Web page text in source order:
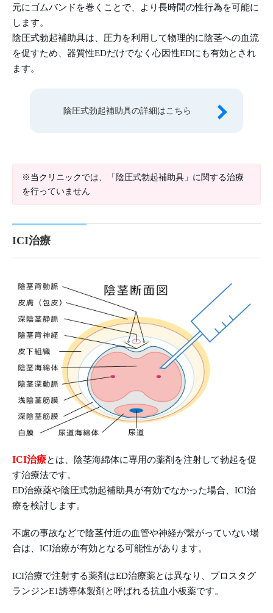
元にゴムバンドを巻くことで、より長時間の性行為を可能に
します。
陰圧式勃起補助具は、圧力を利用して物理的に陰茎への血流
を促すため、器質性EDだけでなく心因性EDにも有効とされ
ます。
陰圧式勃起補助具の詳細はこちら
※当クリニックでは、「陰圧式勃起補助具」に関する治療
を行っていません
ICI治療
ICI治療とは、陰茎海綿体に専用の薬剤を注射して勃起を促
す治療法です。
ED治療薬や陰圧式勃起補助具が有効でなかった場合、ICI治
療を検討します。
不慮の事故などで陰茎付近の血管や神経が繋がっていない場
合は、ICI治療が有効となる可能性があります。
ICI治療で注射する薬剤はED治療薬とは異なり、プロスタグ
ランジンE1誘導体製剤と呼ばれる抗血小板薬です。